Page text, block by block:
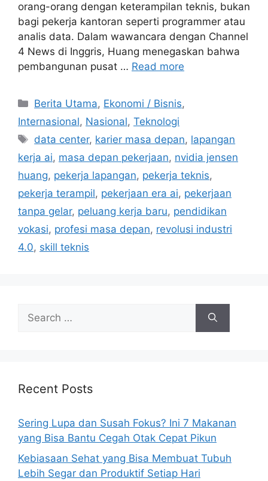
orang-orang dengan keterampilan teknis, bukan
bagi pekerja kantoran seperti programmer atau
analis data. Dalam wawancara dengan Channel
4 News di Inggris, Huang menegaskan bahwa
pembangunan pusat … Read more
C
a
e
g
o
r
i
e
s
Berita Utama, Ekonomi / Bisnis,
Internasional, Nasional, Teknologi
T
a
g
s
data center, karier masa depan, lapangan
kerja ai, masa depan pekerjaan, nvidia jensen
huang, pekerja lapangan, pekerja teknis,
pekerja terampil, pekerjaan era ai, pekerjaan
tanpa gelar, peluang kerja baru, pendidikan
vokasi, profesi masa depan, revolusi industri
4.0, skill teknis
h
r
:
Recent Posts
Sering Lupa dan Susah Fokus? Ini 7 Makanan
yang Bisa Bantu Cegah Otak Cepat Pikun
Kebiasaan Sehat yang Bisa Membuat Tubuh
Lebih Segar dan Produktif Setiap Hari